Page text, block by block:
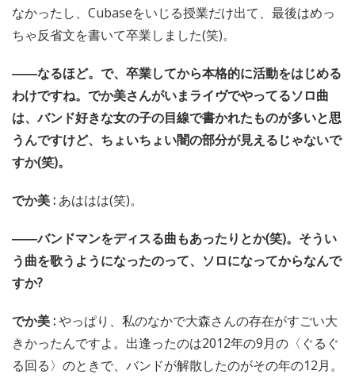
なかったし、Cubaseをいじる授業だけ出て、最後はめっ
ちゃ反省文を書いて卒業しました(笑)。
――なるほど。で、卒業してから本格的に活動をはじめる
わけですね。でか美さんがいまライヴでやってるソロ曲
は、バンド好きな女の子の目線で書かれたものが多いと思
うんですけど、ちょいちょい闇の部分が見えるじゃないで
すか(笑)。
でか美 : あははは(笑)。
――バンドマンをディスる曲もあったりとか(笑)。そうい
う曲を歌うようになったのって、ソロになってからなんで
すか?
でか美 :やっぱり、私のなかで大森さんの存在がすごい大
きかったんですよ。出逢ったのは2012年の9月の〈ぐるぐ
る回る〉のときで、バンドが解散したのがその年の12月。